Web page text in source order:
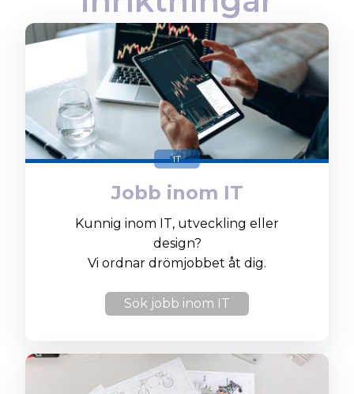
IT
Jobb inom IT
Kunnig inom IT, utveckling eller
design?
Vi ordnar drömjobbet åt dig.
Sök jobb inom IT